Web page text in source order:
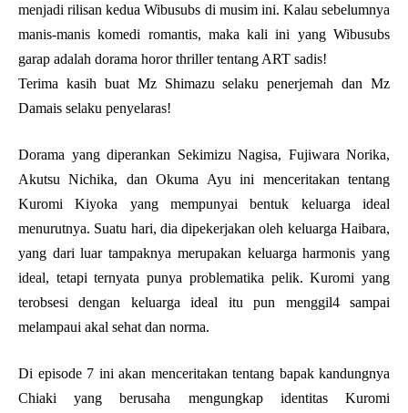
menjadi rilisan kedua Wibusubs di musim ini. Kalau sebelumnya
manis-manis komedi romantis, maka kali ini yang Wibusubs
garap adalah dorama horor thriller tentang ART sadis!
Terima kasih buat Mz Shimazu selaku penerjemah dan Mz
Damais selaku penyelaras!
Dorama yang diperankan Sekimizu Nagisa, Fujiwara Norika,
Akutsu Nichika, dan Okuma Ayu ini menceritakan tentang
Kuromi Kiyoka yang mempunyai bentuk keluarga ideal
menurutnya. Suatu hari, dia dipekerjakan oleh keluarga Haibara,
yang dari luar tampaknya merupakan keluarga harmonis yang
ideal, tetapi ternyata punya problematika pelik. Kuromi yang
terobsesi dengan keluarga ideal itu pun menggil4 sampai
melampaui akal sehat dan norma.
Di episode 7 ini akan menceritakan tentang bapak kandungnya
Chiaki yang berusaha mengungkap identitas Kuromi